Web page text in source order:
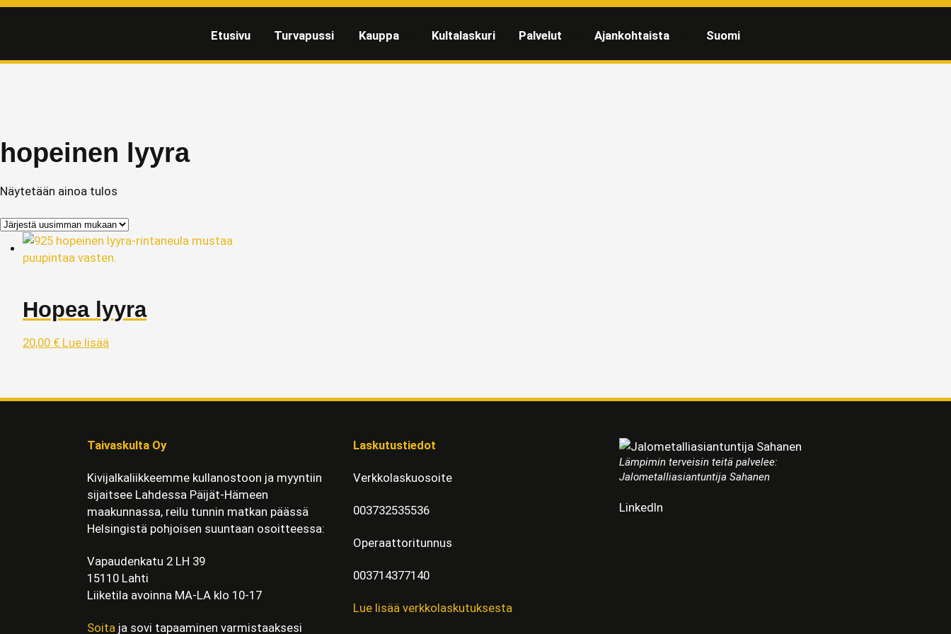
Etusivu Turvapussi Kauppa Kultalaskuri Palvelut Ajankohtaista Suomi
hopeinen lyyra
Näytetään ainoa tulos
Hopea lyyra
20,00 € Lue lisää
Taivaskulta Oy
Kivijalkaliikkeemme kullanostoon ja myyntiin
sijaitsee Lahdessa Päijät-Hämeen
maakunnassa, reilu tunnin matkan päässä
Helsingistä pohjoisen suuntaan osoitteessa:
Vapaudenkatu 2 LH 39
15110 Lahti
Liiketila avoinna MA-LA klo 10-17
Soita ja sovi tapaaminen varmistaaksesi
Laskutustiedot
Verkkolaskuosoite
003732535536
Operaattoritunnus
003714377140
Lue lisää verkkolaskutuksesta
Lämpimin terveisin teitä palvelee:
Jalometalliasiantuntija Sahanen
LinkedIn